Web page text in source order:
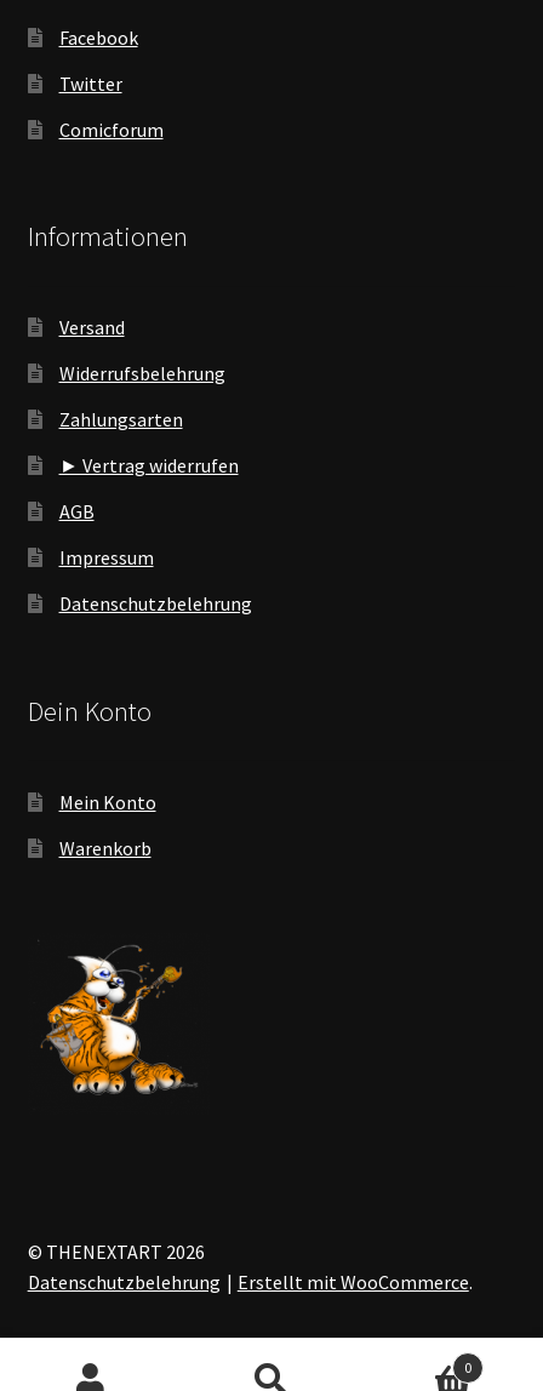
Facebook
Twitter
Comicforum
Informationen
Versand
Widerrufsbelehrung
Zahlungsarten
► Vertrag widerrufen
AGB
Impressum
Datenschutzbelehrung
Dein Konto
Mein Konto
Warenkorb
© THENEXTART 2026
Datenschutzbelehrung
Erstellt mit WooCommerce.
0